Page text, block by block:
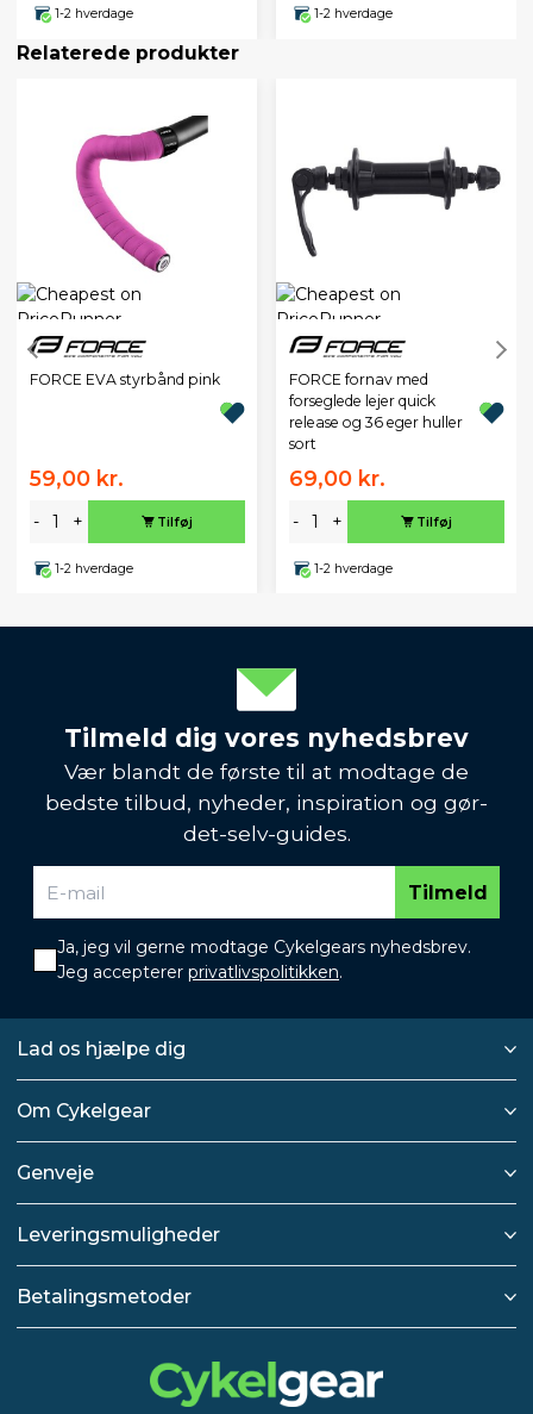
1-2 hverdage 1-2 hverdage
Relaterede produkter
FORCE EVA styrbånd pink
59,00 kr.
- + Tilføj
1-2 hverdage
FORCE fornav med
forseglede lejer quick
release og 36 eger huller
sort
69,00 kr.
- + Tilføj
1-2 hverdage
Tilmeld dig vores nyhedsbrev
Vær blandt de første til at modtage de
bedste tilbud, nyheder, inspiration og gør-
det-selv-guides.
Tilmeld
Ja, jeg vil gerne modtage Cykelgears nyhedsbrev.
Jeg accepterer privatlivspolitikken.
Lad os hjælpe dig
Om Cykelgear
Genveje
Leveringsmuligheder
Betalingsmetoder